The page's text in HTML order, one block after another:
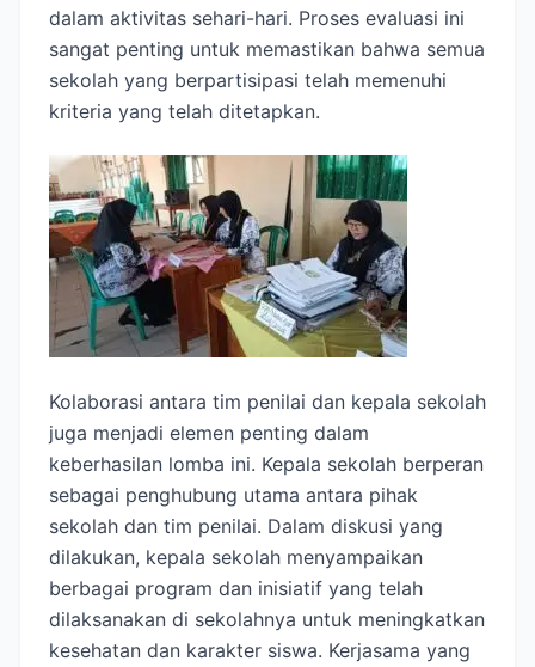
dalam aktivitas sehari-hari. Proses evaluasi ini
sangat penting untuk memastikan bahwa semua
sekolah yang berpartisipasi telah memenuhi
kriteria yang telah ditetapkan.
Kolaborasi antara tim penilai dan kepala sekolah
juga menjadi elemen penting dalam
keberhasilan lomba ini. Kepala sekolah berperan
sebagai penghubung utama antara pihak
sekolah dan tim penilai. Dalam diskusi yang
dilakukan, kepala sekolah menyampaikan
berbagai program dan inisiatif yang telah
dilaksanakan di sekolahnya untuk meningkatkan
kesehatan dan karakter siswa. Kerjasama yang